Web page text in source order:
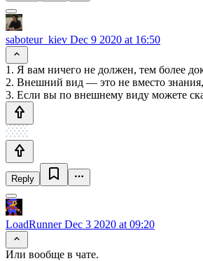
saboteur_kiev Dec 9 2020 at 16:50
1. Я вам ничего не должен, тем более
2. Внешний вид — это не вместо
3. Если вы по внешнему виду можете
Reply
LoadRunnerDec 3 2020 at 09:20
Или вообще в чате.